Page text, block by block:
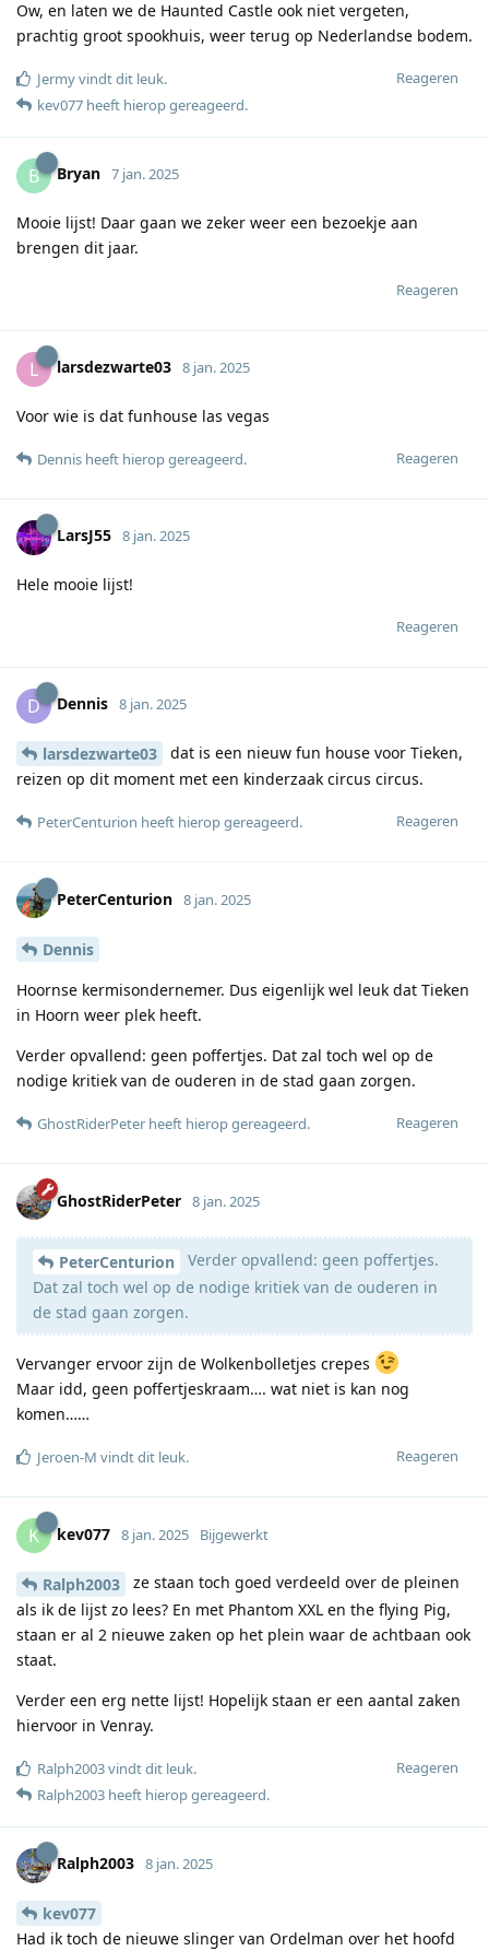
Ow, en laten we de Haunted Castle ook niet vergeten,
prachtig groot spookhuis, weer terug op Nederlandse bodem.
Reageren
Jermyvindt dit leuk.
kev077 heeft hierop gereageerd.
B Bryan 7 jan. 2025
Mooie lijst! Daar gaan we zeker weer een bezoekje aan
brengen dit jaar.
Reageren
L larsdezwarte03 8 jan. 2025
Voor wie is dat funhouse las vegas
Reageren
Dennis heeft hierop gereageerd.
LarsJ55 8 jan. 2025
Hele mooie lijst!
Reageren
D Dennis 8 jan. 2025
larsdezwarte03
dat is een nieuw fun house voor Tieken,
reizen op dit moment met een kinderzaak circus circus.
Reageren
PeterCenturion heeft hierop gereageerd.
PeterCenturion 8 jan. 2025
Dennis
Hoornse kermisondernemer. Dus eigenlijk wel leuk dat Tieken
in Hoorn weer plek heeft.
Verder opvallend: geen poffertjes. Dat zal toch wel op de
nodige kritiek van de ouderen in de stad gaan zorgen.
Reageren
GhostRiderPeter heeft hierop gereageerd.
GhostRiderPeter 8 jan. 2025
PeterCenturion
Verder opvallend: geen poffertjes.
Dat zal toch wel op de nodige kritiek van de ouderen in
de stad gaan zorgen.
Vervanger ervoor zijn de Wolkenbolletjes crepes
Maar idd, geen poffertjeskraam…. wat niet is kan nog
komen……
Reageren
Jeroen-M vindt dit leuk.
K kev077 8 jan. 2025 Bijgewerkt
Ralph2003
ze staan toch goed verdeeld over de pleinen
als ik de lijst zo lees? En met Phantom XXL en the flying Pig,
staan er al 2 nieuwe zaken op het plein waar de achtbaan ook
staat.
Verder een erg nette lijst! Hopelijk staan er een aantal zaken
hiervoor in Venray.
Reageren
Ralph2003vindt dit leuk.
Ralph2003 heeft hierop gereageerd.
Ralph2003 8 jan. 2025
kev077
Had ik toch de nieuwe slinger van Ordelman over het hoofd